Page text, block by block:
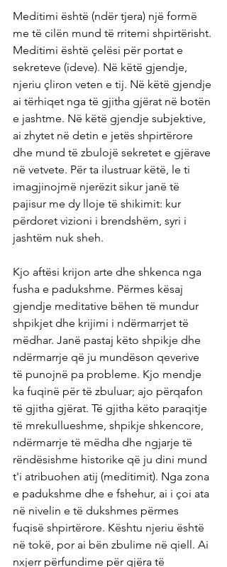
Meditimi është (ndër tjera) një formë
me të cilën mund të rritemi shpirtërisht.
Meditimi është çelësi për portat e
sekreteve (ideve). Në këtë gjendje,
njeriu çliron veten e tij. Në këtë gjendje
ai tërhiqet nga të gjitha gjërat në botën
e jashtme. Në këtë gjendje subjektive,
ai zhytet në detin e jetës shpirtërore
dhe mund të zbulojë sekretet e gjërave
në vetvete. Për ta ilustruar këtë, le ti
imagjinojmë njerëzit sikur janë të
pajisur me dy lloje të shikimit: kur
përdoret vizioni i brendshëm, syri i
jashtëm nuk sheh.
Kjo aftësi krijon arte dhe shkenca nga
fusha e padukshme. Përmes kësaj
gjendje meditative bëhen të mundur
shpikjet dhe krijimi i ndërmarrjet të
mëdhar. Janë pastaj këto shpikje dhe
ndërmarrje që ju mundëson qeverive
të punojnë pa probleme. Kjo mendje
ka fuqinë për të zbuluar; ajo përqafon
të gjitha gjërat. Të gjitha këto paraqitje
të mrekullueshme, shpikje shkencore,
ndërmarrje të mëdha dhe ngjarje të
rëndësishme historike që ju dini mund
t'i atribuohen atij (meditimit). Nga zona
e padukshme dhe e fshehur, ai i çoi ata
në nivelin e të dukshmes përmes
fuqisë shpirtërore. Kështu njeriu është
në tokë, por ai bën zbulime në qiell. Ai
nxjerr përfundime për gjëra të